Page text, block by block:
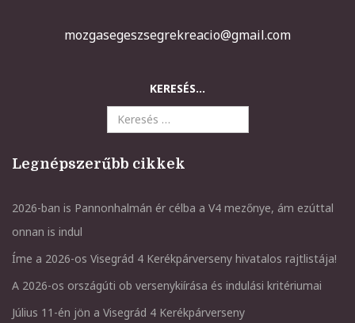
mozgasegeszsegrekreacio@gmail.com
KERESÉS...
Legnépszerűbb cikkek
2026-ban is Pannonhalmán ér célba a V4 mezőnye, ám ezúttal
onnan is indul
Íme a 2026-os Visegrád 4 Kerékpárverseny hivatalos rajtlistája!
A 2026-os országúti ob versenykiírása és indulási kritériumai
Július 11-én jön a Visegrád 4 Kerékpárverseny